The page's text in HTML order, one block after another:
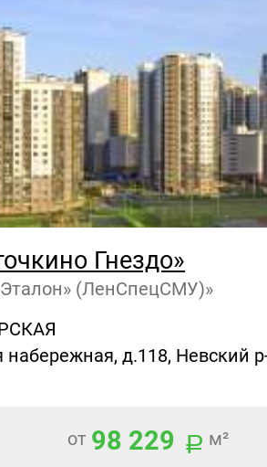
Гнездо»
(ЛенСпецСМУ)»
набережная, д.118, Невский
от 98 229 м²